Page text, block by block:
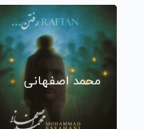
محمد اصفهانی